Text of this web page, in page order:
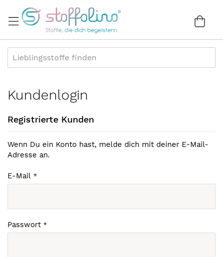
zum
Inhalt
Kundenlogin
Registrierte Kunden
Wenn Du ein Konto hast, melde dich mit deiner E-Mail-
Adresse an.
E-Mail
Passwort